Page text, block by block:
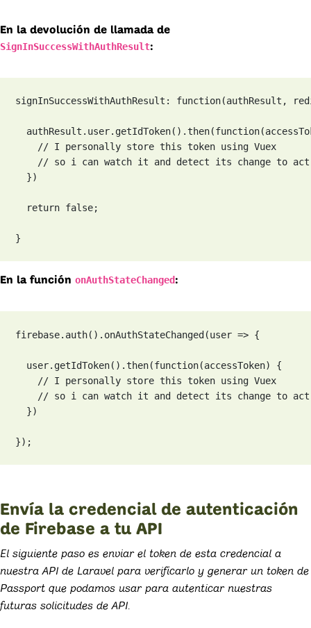
En la devolución de llamada de
SignInSuccessWithAuthResult:
signInSuccessWithAuthResult: function(authResult,
    // I personally store this token using Vuex
// so i can watch it and detect its change to
  })
  return false;
}
En la función onAuthStateChanged:
firebase.auth().onAuthStateChanged(user => {
  user.getIdToken().then(function(accessToken) {
    // I personally store this token using Vuex
// so i can watch it and detect its change to
  })
});
Envía la credencial de autenticación
de Firebase a tu API
El siguiente paso es enviar el token de esta credencial a
nuestra API de Laravel para verificarlo y generar un token de
Passport que podamos usar para autenticar nuestras
futuras solicitudes de API.